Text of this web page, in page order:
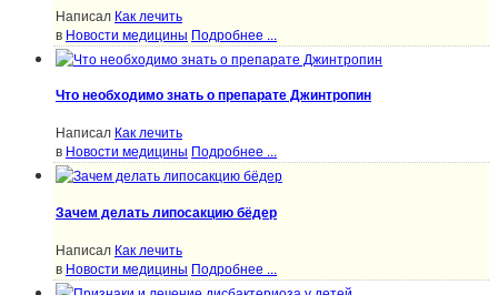
Написал Как лечить
в Новости медицины Подробнее ...
Что необходимо знать о препарате Джинтропин
Написал Как лечить
в Новости медицины Подробнее ...
Зачем делать липосакцию бёдер
Написал Как лечить
в Новости медицины Подробнее ...